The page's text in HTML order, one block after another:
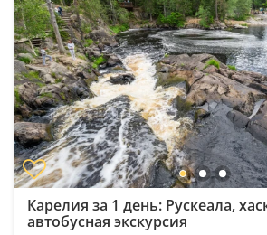
Карелия за 1 день: Рускеала,
автобусная экскурсия